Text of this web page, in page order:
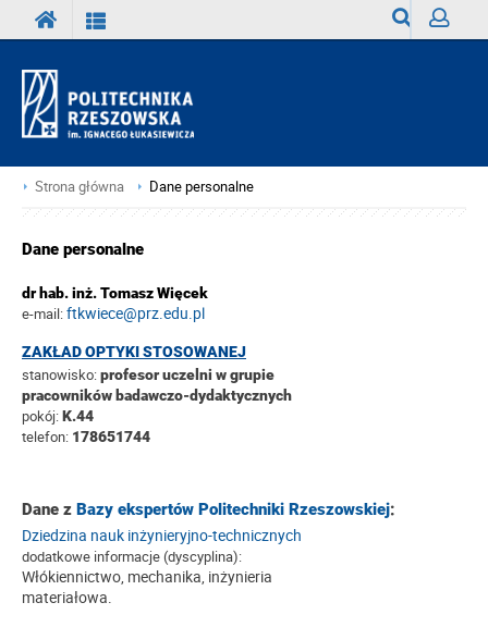
Strona główna Dane personalne
Dane personalne
dr hab. inż. Tomasz Więcek
e-mail:ftkwiece@prz.edu.pl
ZAKŁAD OPTYKI STOSOWANEJ
stanowisko:profesor uczelni w grupie
pracowników badawczo-dydaktycznych
pokój:K.44
telefon: 178651744
Dane z Bazy ekspertów Politechniki Rzeszowskiej:
Dziedzina nauk inżynieryjno-technicznych
dodatkowe informacje (dyscyplina):
Włókiennictwo, mechanika, inżynieria
materiałowa.